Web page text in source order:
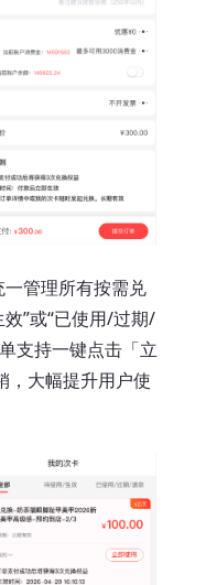
一管理所有按需兑
”或“已使用/过期/
支持一键点击「立
，大幅提升用户使